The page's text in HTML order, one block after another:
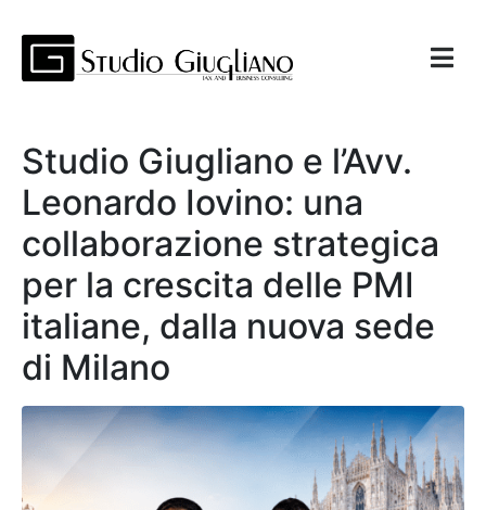
Studio Giugliano e l’Avv.
Leonardo Iovino: una
collaborazione strategica
per la crescita delle PMI
italiane, dalla nuova sede
di Milano